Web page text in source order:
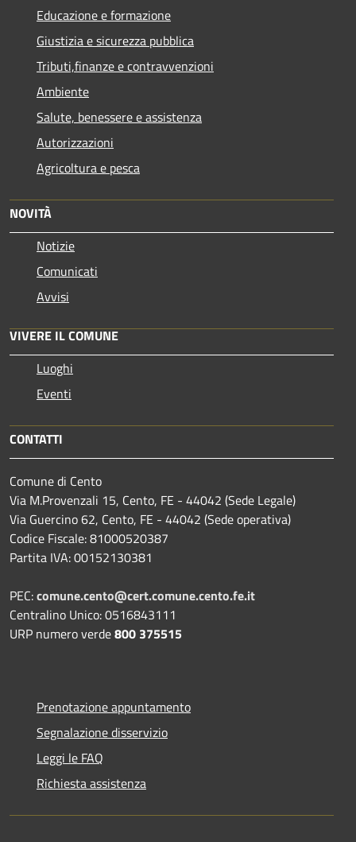
Educazione e formazione
Giustizia e sicurezza pubblica
Tributi,finanze e contravvenzioni
Ambiente
Salute, benessere e assistenza
Autorizzazioni
Agricoltura e pesca
NOVITÀ
Notizie
Comunicati
Avvisi
VIVERE IL COMUNE
Luoghi
Eventi
CONTATTI
Comune di Cento
Via M.Provenzali 15, Cento, FE - 44042 (Sede Legale)
Via Guercino 62, Cento, FE - 44042 (Sede operativa)
Codice Fiscale: 81000520387
Partita IVA: 00152130381
PEC:comune.cento@cert.comune.cento.fe.it
Centralino Unico: 0516843111
URP numero verde800 375515
Prenotazione appuntamento
Segnalazione disservizio
Leggi le FAQ
Richiesta assistenza